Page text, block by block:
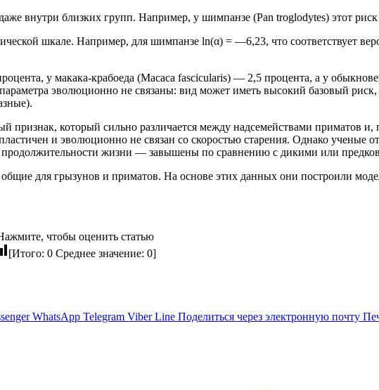
внутри близких групп. Например, у шимпанзе (Pan troglodytes) этот риск
шкале. Например, для шимпанзе ln(α) = —6,23, что соответствует
у макака-крабоеда (Macaca fascicularis) — 2,5 процента, а у
эволюционно не связаны: вид может иметь высокий базовый риск,
который сильно различается между надсемействами приматов и,
и эволюционно не связан со скоростью старения. Однако ученые
продолжительности жизни — завышены по сравнению с дикими или
для грызунов и приматов. На основе этих данных они построили
чтобы оценить статью
[Итого: 0 Среднее значение: 0]
WhatsApp Telegram Viber Line Поделиться через электронную почту